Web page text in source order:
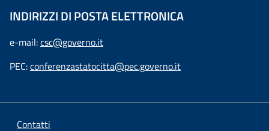
INDIRIZZI DI POSTA ELETTRONICA
e-mail:csc@governo.it
PEC:conferenzastatocitta@pec.governo.it
Contatti